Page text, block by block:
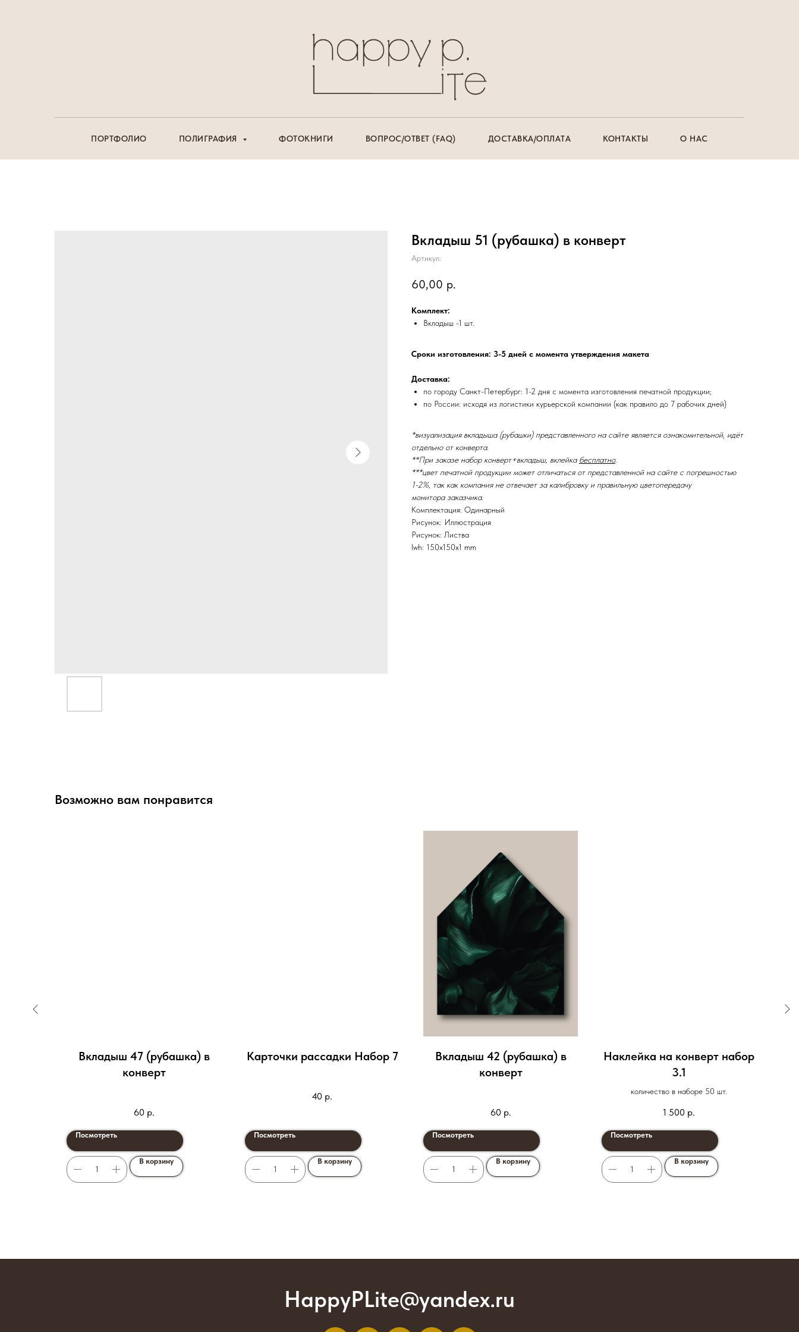
ПОРТФОЛИО ПОЛИГРАФИЯ ФОТОКНИГИ ВОПРОС/ОТВЕТ (FAQ) ДОСТАВКА/ОПЛАТА КОНТАКТЫ О НАС
Вкладыш 51 (рубашка) в конверт
Артикул:
60,00 р.
Комплект:
Вкладыш -1 шт.
Сроки изготовления: 3-5 дней с момента утверждения макета
Доставка:
по городу Санкт-Петербург: 1-2 дня с момента изготовления печатной продукции;
по России: исходя из логистики курьерской компании (как правило до 7 рабочих дней)
*визуализация вкладыша (рубашки) представленного на сайте является ознакомительной, идёт
отдельно от конверта.
**При заказе набор конверт+вкладыш, вклейка бесплатно.
***цвет печатной продукции может отличаться от представленной на сайте с погрешностью
1-2%, так как компания не отвечает за калибровку и правильную цветопередачу
монитора заказчика.
Комплектация: Одинарный
Рисунок: Иллюстрация
Рисунок: Листва
lwh: 150x150x1 mm
Возможно вам понравится
Вкладыш 47 (рубашка) в
конверт
60 р.
Посмотреть
В корзину
Карточки рассадки Набор 7
40 р.
Посмотреть
В корзину
Вкладыш 42 (рубашка) в
конверт
60 р.
Посмотреть
В корзину
Наклейка на конверт набор
3.1
количество в наборе 50 шт.
1 500 р.
Посмотреть
В корзину
HappyPLite@yandex.ru